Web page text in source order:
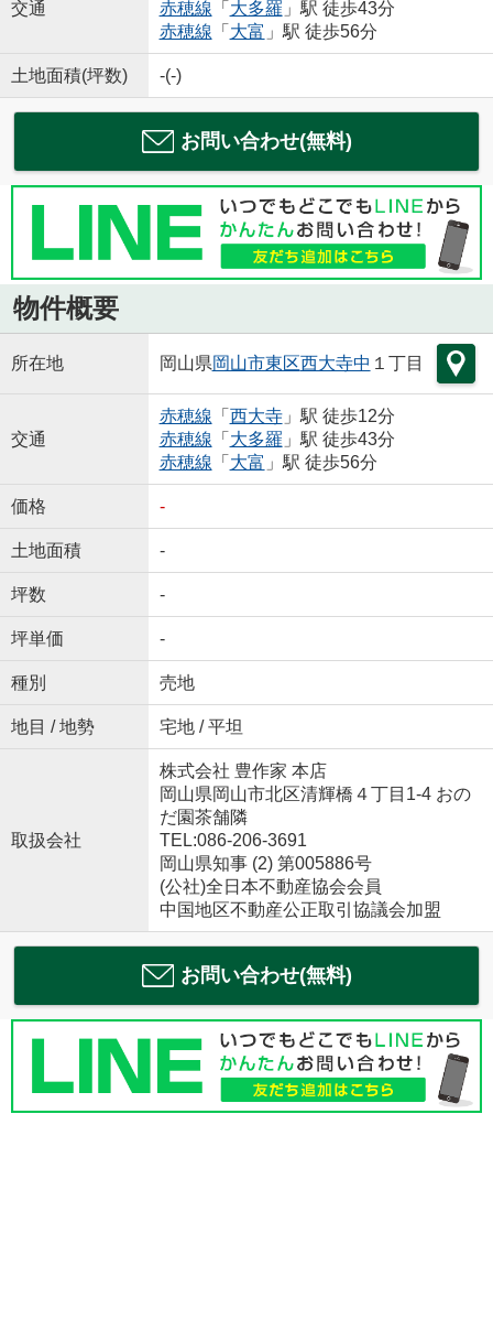
交通
赤穂線 「 大多羅 」駅 徒歩43分
赤穂線 「 大富 」駅 徒歩56分
土地面積(坪数) -(-)
お問い合わせ(無料)
物件概要
所在地 岡山県岡山市東区西大寺中 １丁目
交通
赤穂線 「 西大寺」駅 徒歩12分
赤穂線 「 大多羅 」駅 徒歩43分
赤穂線 「 大富 」駅 徒歩56分
価格 -
土地面積 -
坪数 -
坪単価 -
種別 売地
地目 / 地勢 宅地 / 平坦
取扱会社
株式会社 豊作家 本店
岡山県岡山市北区清輝橋４丁目1-4 おの
だ園茶舗隣
TEL:086-206-3691
岡山県知事 (2) 第005886号
(公社)全日本不動産協会会員
中国地区不動産公正取引協議会加盟
お問い合わせ(無料)